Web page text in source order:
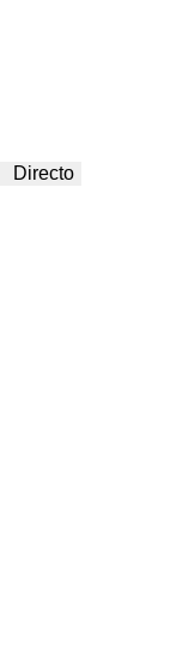
Directo